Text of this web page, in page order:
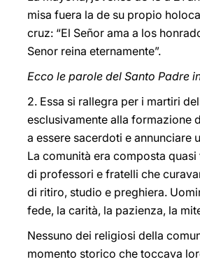
misa fuera la de su propio
cruz: “El Señor ama a los
Senor reina eternamente”.
Ecco le parole del Santo Padre
2. Essa si rallegra per i martiri
esclusivamente alla formazione
a essere sacerdoti e annunciare
La comunità era composta
di professori e fratelli che
di ritiro, studio e preghiera.
fede, la carità, la pazienza, la
Nessuno dei religiosi della
momento storico che toccava